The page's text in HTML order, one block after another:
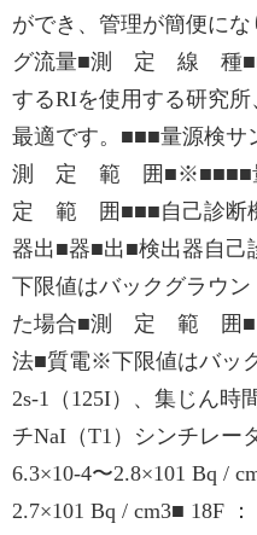
ができ、管理が簡便に
グ流量■測 定 線 種
するRIを使用する研究
最適です。■■■量源検サ
測 定 範 囲■※■■■■
定 範 囲■■■自己診断
器出■器■出■検出器自
下限値はバックグラウン
た場合■測 定 範 囲
法■質電※下限値はバッ
2s-1（125I）、集じん時
チNaI（T1）シンチレー
6.3×10-4〜2.8×101 Bq /
2.7×101 Bq / cm3■ 18F